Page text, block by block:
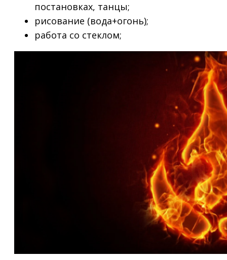
постановках, танцы;
рисование (вода+огонь);
работа со стеклом;